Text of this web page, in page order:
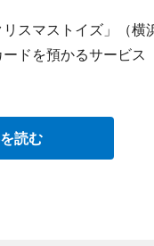
スマストイズ」（横
ドを預かるサービス
読む